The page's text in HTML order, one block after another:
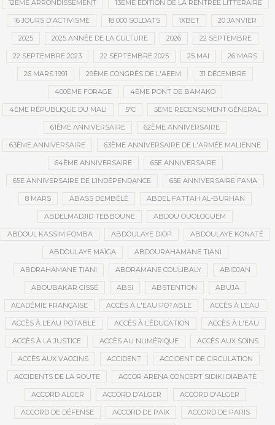
12ÈME ARRONDISSEMENT 13ÈME ÉDITION DE LA RENTRÉE LITTÉRAIRE
16 JOURS D'ACTIVISME 18 000 SOLDATS 1XBET 20 JANVIER
2025 2025 ANNÉE DE LA CULTURE 2026 22 SEPTEMBRE
22 SEPTEMBRE 2023 22 SEPTEMBRE 2025 25 MAI 26 MARS
26 MARS 1991 29ÈME CONGRÈS DE L'AEEM 31 DÉCEMBRE
400ÈME FORAGE 4ÈME PONT DE BAMAKO
4ÈME RÉPUBLIQUE DU MALI 5°C 5ÈME RECENSEMENT GÉNÉRAL
61ÈME ANNIVERSAIRE 62ÈME ANNIVERSAIRE
63ÈME ANNIVERSAIRE 63ÈME ANNIVERSAIRE DE L'ARMÉE MALIENNE
64ÈME ANNIVERSAIRE 65E ANNIVERSAIRE
65E ANNIVERSAIRE DE L’INDÉPENDANCE 65E ANNIVERSAIRE FAMA
8 MARS ABASS DEMBÉLÉ ABDEL FATTAH AL-BURHAN
ABDELMADJID TEBBOUNE ABDOU OUOLOGUEM
ABDOUL KASSIM FOMBA ABDOULAYE DIOP ABDOULAYE KONATÉ
ABDOULAYE MAÏGA ABDOURAHAMANE TIANI
ABDRAHAMANE TIANI ABDRAMANE COULIBALY ABIDJAN
ABOUBAKAR CISSÉ ABSI ABSTENTION ABUJA
ACADÉMIE FRANÇAISE ACCÈS À L'EAU POTABLE ACCÈS À L’EAU
ACCÈS À L’EAU POTABLE ACCÈS À L’ÉDUCATION ACCÈS À L'EAU
ACCÈS À LA JUSTICE ACCÈS AU NUMÉRIQUE ACCÈS AUX SOINS
ACCÈS AUX VACCINS ACCIDENT ACCIDENT DE CIRCULATION
ACCIDENTS DE LA ROUTE ACCOR ARENA CONCERT SIDIKI DIABATÉ
ACCORD ALGER ACCORD D’ALGER ACCORD D'ALGER
ACCORD DE DÉFENSE ACCORD DE PAIX ACCORD DE PARIS